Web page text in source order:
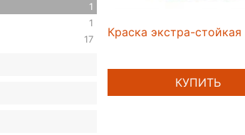
1
1
17
Краска экстра-
КУПИТЬ